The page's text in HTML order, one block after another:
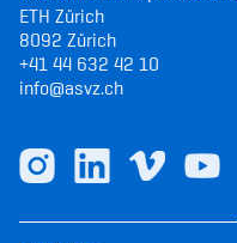
ETH Zürich
8092 Zürich
+41 44 632 42 10
info@asvz.ch